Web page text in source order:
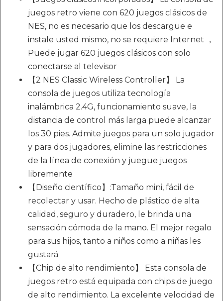
juegos retro viene con 620 juegos clásicos de
NES, no es necesario que los descargue e
instale usted mismo, no se requiere Internet ，
Puede jugar 620 juegos clásicos con solo
conectarse al televisor
【2 NES Classic Wireless Controller】 La
consola de juegos utiliza tecnología
inalámbrica 2.4G, funcionamiento suave, la
distancia de control más larga puede alcanzar
los 30 pies. Admite juegos para un solo jugador
y para dos jugadores, elimine las restricciones
de la línea de conexión y juegue juegos
libremente
【Diseño científico】:Tamaño mini, fácil de
recolectar y usar. Hecho de plástico de alta
calidad, seguro y duradero, le brinda una
sensación cómoda de la mano. El mejor regalo
para sus hijos, tanto a niños como a niñas les
gustará
【Chip de alto rendimiento】 Esta consola de
juegos retro está equipada con chips de juego
de alto rendimiento. La excelente velocidad de